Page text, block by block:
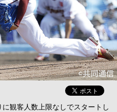
観客人数上限なしでスタートし